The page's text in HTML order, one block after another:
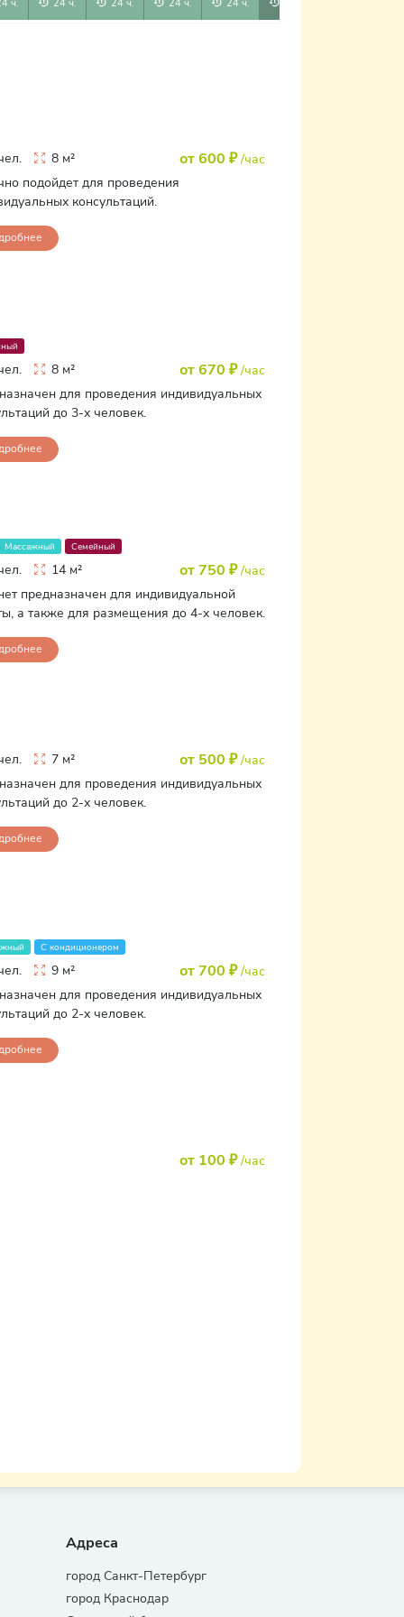
ч. 24 ч. 24 ч. 24 ч. 24 ч.
8 м² от 600 ₽/час
подойдет для проведения
консультаций.
8 м² от 670 ₽/час
для проведения индивидуальных
до 3-х человек.
Массажный Семейный
14 м² от 750 ₽/час
предназначен для индивидуальной
а также для размещения до 4-х человек.
7 м² от 500 ₽/час
для проведения индивидуальных
до 2-х человек.
С кондиционером
9 м² от 700 ₽/час
для проведения индивидуальных
до 2-х человек.
от 100 ₽/час
Адреса
город Санкт-Петербург
город Краснодар